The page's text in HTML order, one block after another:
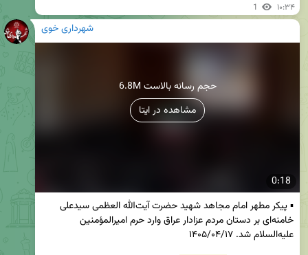
1 ۱۰:۳۴
شهرداری خوی
0:18
6.8M حجم رسانه بالاست
مشاهده در ایتا